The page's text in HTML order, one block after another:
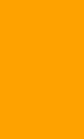
Taylor RW,
Voermans
K, Oates